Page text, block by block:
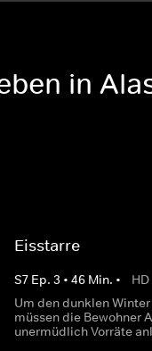
in
Eisstarre
S7 Ep. 3 • 46Min. • HD
Um den dunklen
müssen die Bewohner
unermüdlich Vorräte